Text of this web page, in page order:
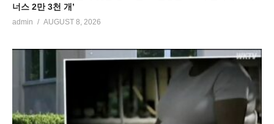
너스 2만 3천 개’
admin AUGUST 8, 2026